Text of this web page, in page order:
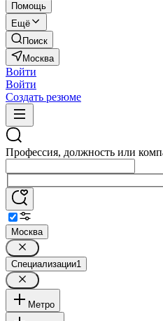
Помощь
Ещё
Поиск
Москва
Войти
Войти
Создать резюме
Профессия, должность или
Москва
Специализации1
Метро